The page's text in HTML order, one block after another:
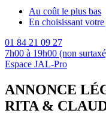
Au coût le plus bas
En choisissant
01 84 21 09 27
7h00 à 19h00 (non
Espace JAL-Pro
ANNONCE
RITA &